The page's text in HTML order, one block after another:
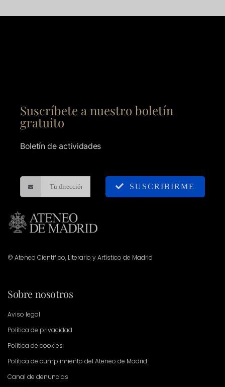
Suscríbete a nuestro boletín
gratuito
Boletín de actividades
SUSCRIBIRME
© Ateneo Científico, Literario y Artístico de Madrid
Sobre nosotros
Aviso legal
Política de privacidad
Política de cookies
Política de cumplimiento del Ateneo de Madrid
Canal de denuncias